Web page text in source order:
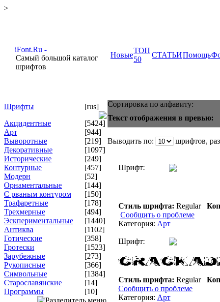
>
Самый большой каталог
шрифтов
Новые
ТОП
50
СТАТЬИПомощь
Шрифты
[rus]
Акцидентные
[5424]
Арт
[944]
Выворотные
[219]
Декоративные
[1097]
Исторические
[249]
Контурные
[457]
Модерн
[52]
Орнаментальные
[144]
С рваным контуром
[150]
Трафаретные
[178]
Трехмерные
[494]
Эскпериментальные
[1440]
Антиква
[1102]
Готические
[358]
Гротески
[1523]
Зарубежные
[273]
Рукописные
[366]
Символьные
[1384]
Старославянские
[14]
Программы
[10]
Сортировка по алфавиту:
Текст отображения в превью:
Выводить по: шрифтов,
Шрифт:
Стиль шрифта: Regular
Сообщить о проблеме
Категория: Арт
Шрифт:
Стиль шрифта: Regular
Сообщить о проблеме
Категория: Арт